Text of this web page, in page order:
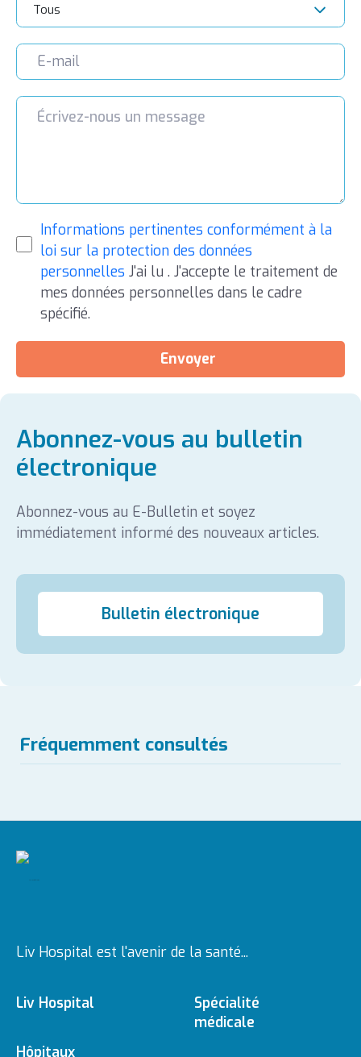
Tous
Informations pertinentes conformément à la
loi sur la protection des données
personnelles J'ai lu . J'accepte le traitement de
mes données personnelles dans le cadre
spécifié.
Envoyer
Abonnez-vous au bulletin
électronique
Abonnez-vous au E-Bulletin et soyez
immédiatement informé des nouveaux articles.
Bulletin électronique
Fréquemment consultés
Liv Hospital est l'avenir de la santé...
Liv Hospital
À propos de nous
Hôpitaux
Spécialité
médicale